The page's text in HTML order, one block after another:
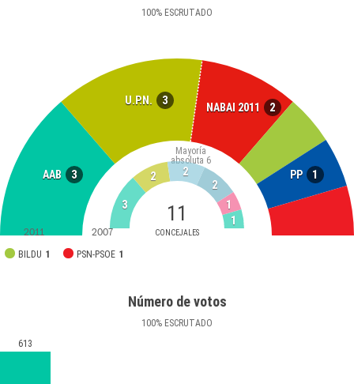
100% ESCRUTADO
AAB 3
U.P.N. 3 NABAI 2011 2
PP 1
11
CONCEJALES
Mayoría
absoluta 6
BILDU 1 PSN-PSOE 1
3
2
2
2
1
1
2011 2007
Número de votos
100% ESCRUTADO
613